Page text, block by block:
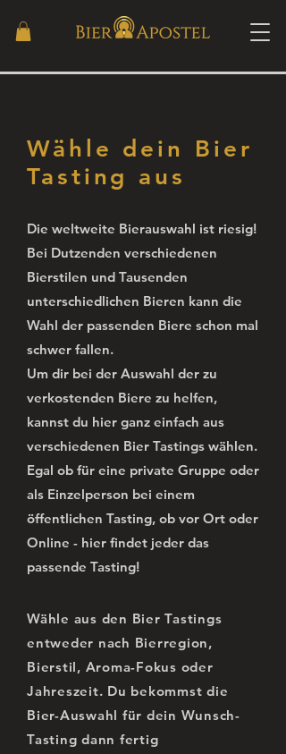
Wähle dein Bier
Tasting aus
Die weltweite Bierauswahl ist riesig!
Bei Dutzenden verschiedenen
Bierstilen und Tausenden
unterschiedlichen Bieren kann die
Wahl der passenden Biere schon mal
schwer fallen.
Um dir bei der Auswahl der zu
verkostenden Biere zu helfen,
kannst du hier ganz einfach aus
verschiedenen Bier Tastings wählen.
Egal ob für eine private Gruppe oder
als Einzelperson bei einem
öffentlichen Tasting, ob vor Ort oder
Online - hier findet jeder das
passende Tasting!
Wähle aus den Bier Tastings
entweder nach Bierregion,
Bierstil, Aroma-Fokus oder
Jahreszeit. Du bekommst die
Bier-Auswahl für dein Wunsch-
Tasting dann fertig